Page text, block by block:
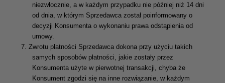
niezwłocznie, a w każdym przypadku nie później niż 14 dni
od dnia, w którym Sprzedawca został poinformowany o
decyzji Konsumenta o wykonaniu prawa odstąpienia od
umowy.
7. Zwrotu płatności Sprzedawca dokona przy użyciu takich
samych sposobów płatności, jakie zostały przez
Konsumenta użyte w pierwotnej transakcji, chyba że
Konsument zgodzi się na inne rozwiązanie, w każdym